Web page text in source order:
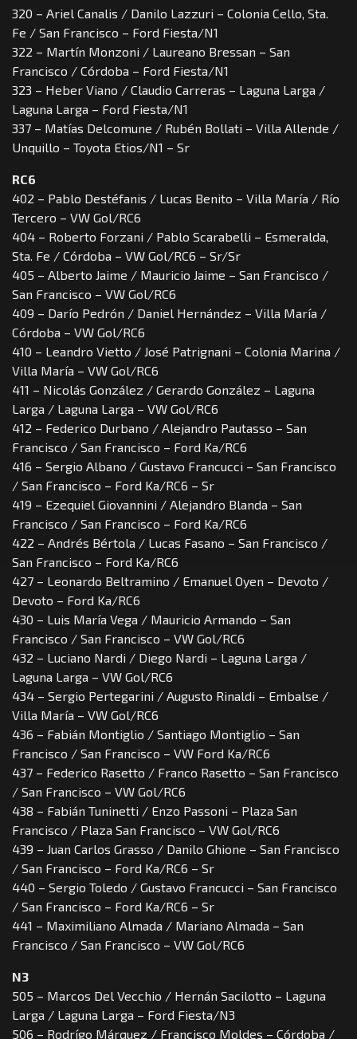
320 – Ariel Canalis / Danilo Lazzuri – Colonia Cello, Sta.
Fe / San Francisco – Ford Fiesta/N1
322 – Martín Monzoni / Laureano Bressan – San
Francisco / Córdoba – Ford Fiesta/N1
323 – Heber Viano / Claudio Carreras – Laguna Larga /
Laguna Larga – Ford Fiesta/N1
337 – Matías Delcomune / Rubén Bollati – Villa Allende /
Unquillo – Toyota Etios/N1 – Sr
RC6
402 – Pablo Destéfanis / Lucas Benito – Villa María / Río
Tercero – VW Gol/RC6
404 – Roberto Forzani / Pablo Scarabelli – Esmeralda,
Sta. Fe / Córdoba – VW Gol/RC6 – Sr/Sr
405 – Alberto Jaime / Mauricio Jaime – San Francisco /
San Francisco – VW Gol/RC6
409 – Darío Pedrón / Daniel Hernández – Villa María /
Córdoba – VW Gol/RC6
410 – Leandro Vietto / José Patrignani – Colonia Marina /
Villa María – VW Gol/RC6
411 – Nicolás González / Gerardo González – Laguna
Larga / Laguna Larga – VW Gol/RC6
412 – Federico Durbano / Alejandro Pautasso – San
Francisco / San Francisco – Ford Ka/RC6
416 – Sergio Albano / Gustavo Francucci – San Francisco
/ San Francisco – Ford Ka/RC6 – Sr
419 – Ezequiel Giovannini / Alejandro Blanda – San
Francisco / San Francisco – Ford Ka/RC6
422 – Andrés Bértola / Lucas Fasano – San Francisco /
San Francisco – Ford Ka/RC6
427 – Leonardo Beltramino / Emanuel Oyen – Devoto /
Devoto – Ford Ka/RC6
430 – Luis María Vega / Mauricio Armando – San
Francisco / San Francisco – VW Gol/RC6
432 – Luciano Nardi / Diego Nardi – Laguna Larga /
Laguna Larga – VW Gol/RC6
434 – Sergio Pertegarini / Augusto Rinaldi – Embalse /
Villa María – VW Gol/RC6
436 – Fabián Montiglio / Santiago Montiglio – San
Francisco / San Francisco – VW Ford Ka/RC6
437 – Federico Rasetto / Franco Rasetto – San Francisco
/ San Francisco – VW Gol/RC6
438 – Fabián Tuninetti / Enzo Passoni – Plaza San
Francisco / Plaza San Francisco – VW Gol/RC6
439 – Juan Carlos Grasso / Danilo Ghione – San Francisco
/ San Francisco – Ford Ka/RC6 – Sr
440 – Sergio Toledo / Gustavo Francucci – San Francisco
/ San Francisco – Ford Ka/RC6 – Sr
441 – Maximiliano Almada / Mariano Almada – San
Francisco / San Francisco – VW Gol/RC6
N3
505 – Marcos Del Vecchio / Hernán Sacilotto – Laguna
Larga / Laguna Larga – Ford Fiesta/N3
506 – Rodrígo Márquez / Francisco Moldes – Córdoba /